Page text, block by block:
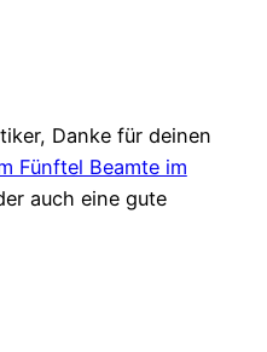
Danke für deinen
Fünftel Beamte im
auch eine gute